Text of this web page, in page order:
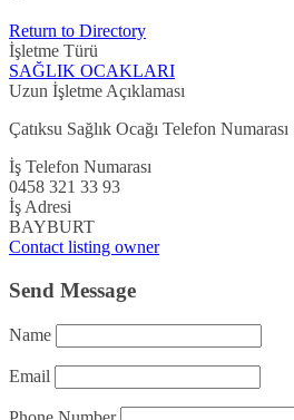
Return to Directory
İşletme Türü
SAĞLIK OCAKLARI
Uzun İşletme Açıklaması
Çatıksu Sağlık Ocağı Telefon Numarası
İş Telefon Numarası
0458 321 33 93
İş Adresi
BAYBURT
Contact listing owner
Send Message
Name
Email